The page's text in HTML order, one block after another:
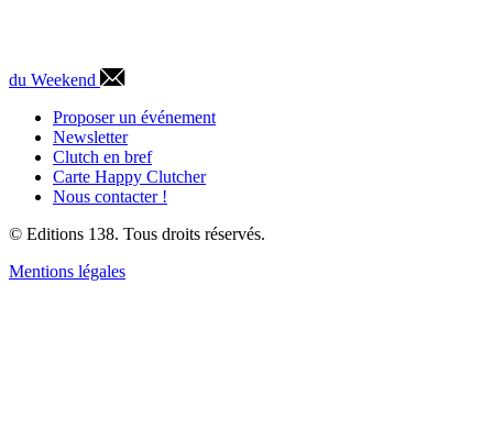
du Weekend
Proposer un événement
Newsletter
Clutch en bref
Carte Happy Clutcher
Nous contacter !
© Editions 138. Tous droits réservés.
Mentions légales